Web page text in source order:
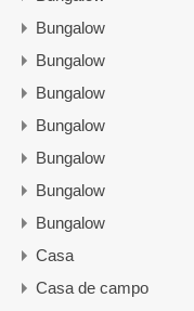
Bungalow
Bungalow
Bungalow
Bungalow
Bungalow
Bungalow
Bungalow
Casa
Casa de campo